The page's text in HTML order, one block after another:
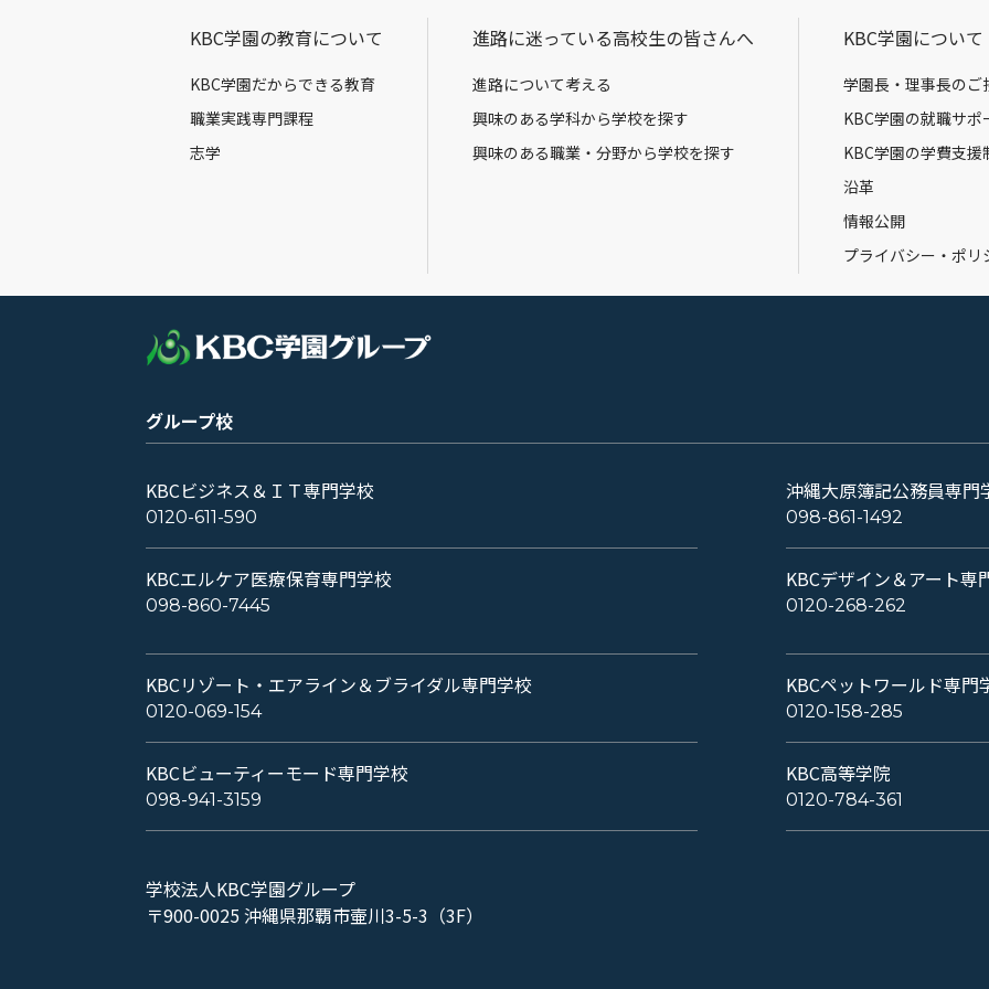
KBC学園の教育について
KBC学園だからできる教育
職業実践専門課程
志学
進路に迷っている高校生の皆さんへ
進路について考える
興味のある学科から学校を探す
興味のある職業・分野から学校を探す
KBC学園について
学園長・理事長のご
KBC学園の就職サポ
KBC学園の学費支援
沿革
情報公開
プライバシー・ポリ
グループ校
KBCビジネス＆ＩＴ専門学校
0120-611-590
沖縄大原簿記公務員専門
098-861-1492
KBCエルケア医療保育専門学校
098-860-7445
KBCデザイン＆アート専
0120-268-262
KBCリゾート・エアライン＆ブライダル専門学校
0120-069-154
KBCペットワールド専門
0120-158-285
KBCビューティーモード専門学校
098-941-3159
KBC高等学院
0120-784-361
学校法人KBC学園グループ
〒900-0025 沖縄県那覇市壷川3-5-3（3F）